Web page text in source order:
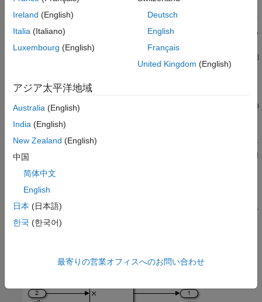
るデータ型の信号を別のデータ型にキャストできます。ブロック
が元のデータ型よりも短い語長のデータ型に信号をキャストする
場合、桁が落ちて丸めが発生します。最も簡潔な丸めモードで
は、次のルールに従ってこれらの場合に最適な丸めモードを自動
1 つの整数または固定小数点のデータ型を別のデータ型にキ
ャストする場合は、最も簡潔な丸めモードによって負方向の
浮動小数点データ型を整数または固定小数点のデータ型にキ
ャストする場合は、最も簡潔な丸めモードによってゼロ方向
高水準算術演算用の丸めの最適化
最も簡潔な丸めモードでは、高水準算術演算ごとに最適な丸めを
選択します。たとえば、
Ireland (English)
Italia (Italiano)
Luxembourg (English)
Deutsch
English
Français
United Kingdom (English)
アジア太平洋地域
Australia (English)
India (English)
New Zealand (English)
中国
简体中文
English
日本 (日本語)
한국 (한국어)
最寄りの営業オフィスへのお問い合わせ